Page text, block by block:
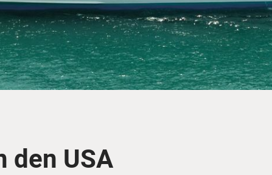
© ShaneMyersPhoto
Hawaii
Busreisen
© Chris Frey
Skireisen
Routen­vorschläge
© Swissmediavision/ ...
CANUSA-Magazin
Reisebüro-Service
Über uns
den USA